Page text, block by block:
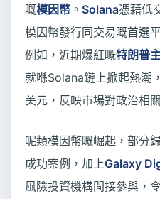
嘅模因幣 。 Solana憑藉低
模因幣發行同交易嘅首選
例如，近期爆紅嘅特朗普
就喺Solana鏈上掀起熱潮
美元，反映市場對政治相
呢類模因幣嘅崛起，部分
成功案例，加上Galaxy
風險投資機構間接參與，